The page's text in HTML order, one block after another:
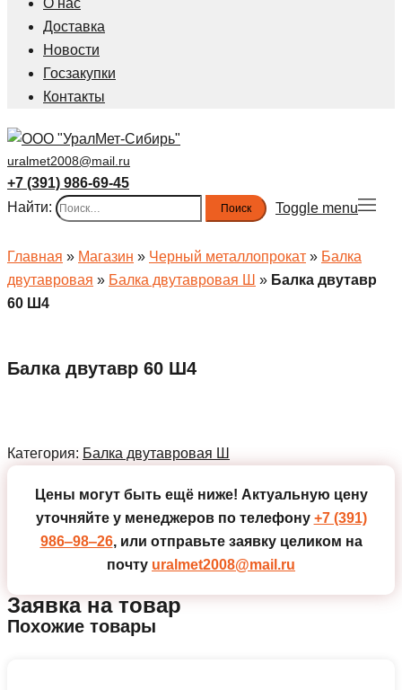
О нас
Доставка
Новости
Госзакупки
Контакты
uralmet2008@mail.ru
+7 (391) 986-69-45
Найти:
Toggle menu
Главная » Магазин » Черный металлопрокат » Балка
двутавровая » Балка двутавровая Ш » Балка двутавр
60 Ш4
Балка двутавр 60 Ш4
Категория: Балка двутавровая Ш
Цены могут быть ещё ниже! Актуальную цену
уточняйте у менеджеров по телефону +7 (391)
986‒98‒26, или отправьте заявку целиком на
почту uralmet2008@mail.ru
Заявка на товар
Похожие товары